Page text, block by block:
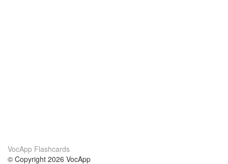
VocApp Flashcards
© Copyright 2026 VocApp